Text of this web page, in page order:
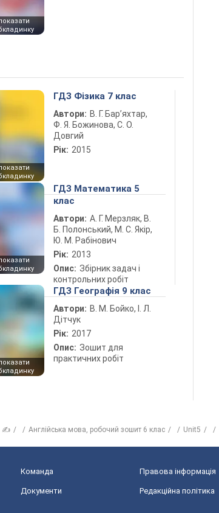
ГДЗ Фізика 7 клас
Автори: В. Г. Бар’яхтар,
Ф. Я. Божинова, С. О.
Довгий
Рік: 2015
ГДЗ Математика 5
клас
Автори: А. Г. Мерзляк, В.
Б. Полонський, М. С. Якір,
Ю. М. Рабінович
Рік: 2013
Опис: Збірник задач і
контрольних робіт
ГДЗ Географія 9 клас
Автори: В. М. Бойко, І. Л.
Дітчук
Рік: 2017
Опис: Зошит для
практичних робіт
✍ Англiйська мова, робочий зошит 6 клас Unit5
Команда Правова інформація
Документи Редакційна політика